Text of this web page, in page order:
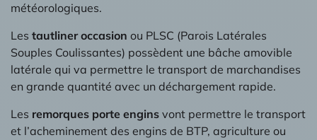
météorologiques.
Les tautliner occasion ou PLSC (Parois Latérales
Souples Coulissantes) possèdent une bâche amovible
latérale qui va permettre le transport de marchandises
en grande quantité avec un déchargement rapide.
Les remorques porte engins vont permettre le transport
et l’acheminement des engins de BTP, agriculture ou